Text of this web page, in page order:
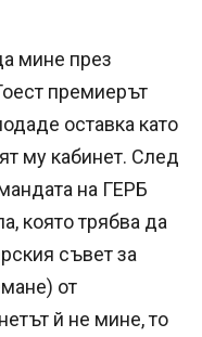
мине през
премиерът
оставка като
му кабинет. След
на ГЕРБ
която трябва да
съвет за
от
й не мине, то